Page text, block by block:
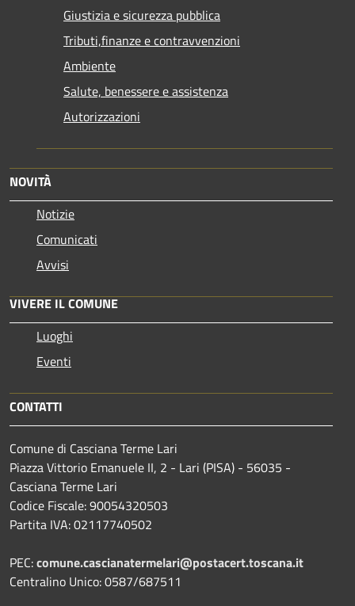
Giustizia e sicurezza pubblica
Tributi,finanze e contravvenzioni
Ambiente
Salute, benessere e assistenza
Autorizzazioni
NOVITÀ
Notizie
Comunicati
Avvisi
VIVERE IL COMUNE
Luoghi
Eventi
CONTATTI
Comune di Casciana Terme Lari
Piazza Vittorio Emanuele II, 2 - Lari (PISA) - 56035 -
Casciana Terme Lari
Codice Fiscale: 90054320503
Partita IVA: 02117740502
PEC:comune.cascianatermelari@postacert.toscana.it
Centralino Unico: 0587/687511